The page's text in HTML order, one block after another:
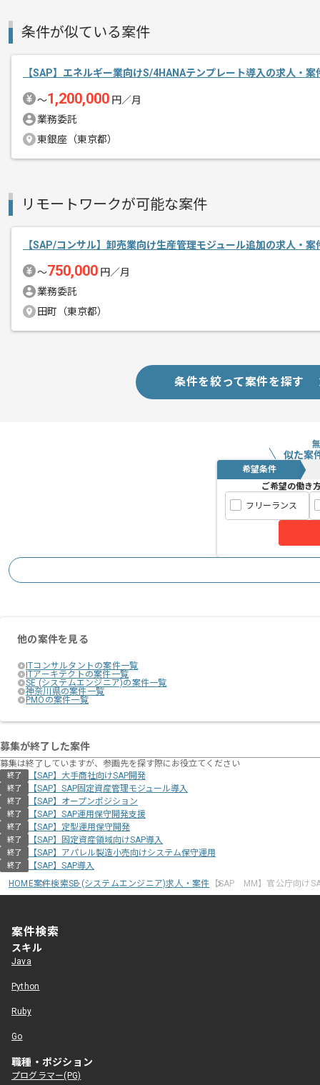
参画を希望される方にはお勧めの案件と
条件が似ている案件
【SAP】エネルギー業向けS/4HANAテンプレート導入の求人・案
〜1,200,000 円／月
業務委託
東銀座（東京都）
リモートワークが可能な案件
【SAP/コンサル】卸売業向け生産管理モジュール追加の求人・案
〜750,000 円／月
業務委託
田町（東京都）
条件を絞って案件を探す
似た案
希望条件
ご希望の働き
フリーランス
他の案件を見る
ITコンサルタントの案件一覧
ITアーキテクトの案件一覧
SE (システムエンジニア)の案件一覧
神奈川県の案件一覧
PMOの案件一覧
募集が終了した案件
募集は終了していますが、参画先を探す際にお役立てください
終了 【SAP】大手商社向けSAP開発
終了 【SAP】SAP固定資産管理モジュール導入
終了 【SAP】オープンポジション
終了 【SAP】SAP運用保守開発支援
終了 【SAP】定型運用保守開発
終了 【SAP】固定資産領域向けSAP導入
終了 【SAP】アパレル製造小売向けシステム保守運用
終了
【SAP】SAP導入
HOME案件検索SE (システムエンジニア)求人・案件 【SAP MM】官公庁向け
案件検索
スキル
Java
Python
Ruby
Go
職種・ポジション
プログラマー(PG)